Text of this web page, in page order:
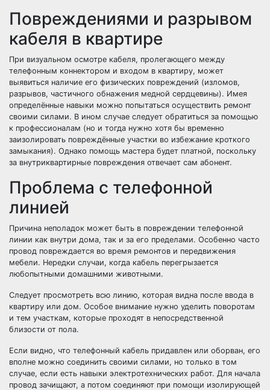
Повреждениями и разрывом
кабеля в квартире
При визуальном осмотре кабеля, пролегающего между
телефонным коннектором и входом в квартиру, может
выявиться наличие его физических повреждений (изломов,
разрывов, частичного обнажения медной сердцевины). Имея
определённые навыки можно попытаться осуществить ремонт
своими силами. В ином случае следует обратиться за помощью
к профессионалам (но и тогда нужно хотя бы временно
заизолировать повреждённые участки во избежание кроткого
замыкания). Однако помощь мастера будет платной, поскольку
за внутриквартирные повреждения отвечает сам абонент.
Проблема с телефонной
линией
Причина неполадок может быть в повреждении телефонной
линии как внутри дома, так и за его пределами. Особенно часто
провод повреждается во время ремонтов и передвижения
мебели. Нередки случаи, когда кабель перегрызается
любопытными домашними животными.
Следует просмотреть всю линию, которая видна после ввода в
квартиру или дом. Особое внимание нужно уделить поворотам
и тем участкам, которые проходят в непосредственной
близости от пола.
Если видно, что телефонный кабель придавлен или оборван, его
вполне можно соединить своими силами, но только в том
случае, если есть навыки электротехнических работ. Для начала
провод зачищают, а потом соединяют при помощи изолирующей